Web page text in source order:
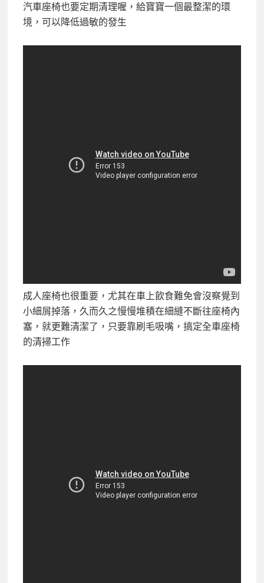
汽車座椅也要定期清理喔，給寶寶一個最整潔的環
境，可以降低過敏的發生
成人座椅也很重要，尤其在車上飲食難免會沒察覺到
小細屑掉落，久而久之慢慢堆積在細縫不斷往座椅內
塞，就更難清潔了，只要靠刷毛吸嘴，搞定全車座椅
的清掃工作